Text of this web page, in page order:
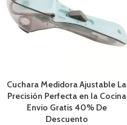
Cuchara Medidora Ajustable La
Precisión Perfecta en la Cocina
Envio Gratis 40% De
Descuento